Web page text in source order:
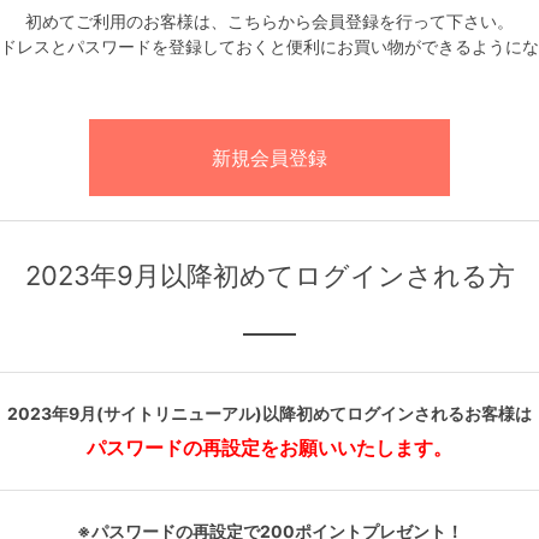
初めてご利用のお客様は、こちらから会員登録を行って下さい。
レスとパスワードを登録しておくと便利にお買い物ができるように
2023年9月以降初めてログインされる方
2023年9月(サイトリニューアル)以降初めてログインされるお客様は
パスワードの再設定をお願いいたします。
※パスワードの再設定で200ポイントプレゼント！